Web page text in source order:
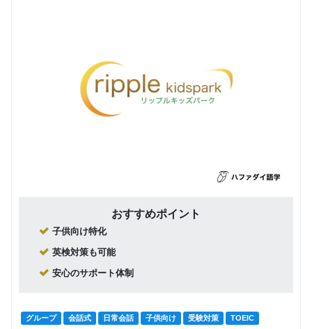
おすすめポイント
子供向け特化
英検対策も可能
安心のサポート体制
グループ 会話式 日常会話 子供向け 受験対策 TOEIC